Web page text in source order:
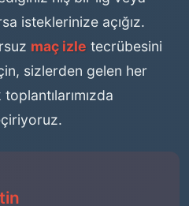
isteklerinize açığız.
maç izle tecrübesini
sizlerden gelen her